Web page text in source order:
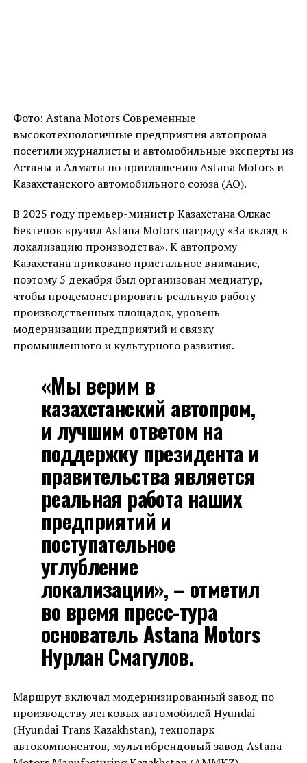
Фото: Astana Motors Современные
высокотехнологичные предприятия автопрома
посетили журналисты и автомобильные эксперты из
Астаны и Алматы по приглашению Astana Motors и
Казахстанского автомобильного союза (ҚАО).
В 2025 году премьер-министр Казахстана Олжас
Бектенов вручил Astana Motors награду «За вклад в
локализацию производства». К автопрому
Казахстана приковано пристальное внимание,
поэтому 5 декабря был организован медиатур,
чтобы продемонстрировать реальную работу
производственных площадок, уровень
модернизации предприятий и связку
промышленного и культурного развития.
«Мы верим в
казахстанский автопром,
и лучшим ответом на
поддержку президента и
правительства является
реальная работа наших
предприятий и
поступательное
углубление
локализации», – отметил
во время пресс-тура
основатель Astana Motors
Нурлан Смагулов.
Маршрут включал модернизированный завод по
производству легковых автомобилей Hyundai
(Hyundai Trans Kazakhstan), технопарк
автокомпонентов, мультибрендовый завод Astana